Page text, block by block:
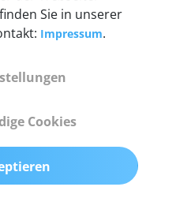
Sie in unserer
Impressum.
Cookies